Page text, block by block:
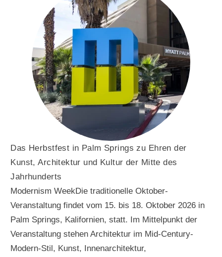
Das Herbstfest in Palm Springs zu Ehren der
Kunst, Architektur und Kultur der Mitte des
Jahrhunderts
Modernism WeekDie traditionelle Oktober-
Veranstaltung findet vom 15. bis 18. Oktober 2026 in
Palm Springs, Kalifornien, statt. Im Mittelpunkt der
Veranstaltung stehen Architektur im Mid-Century-
Modern-Stil, Kunst, Innenarchitektur,